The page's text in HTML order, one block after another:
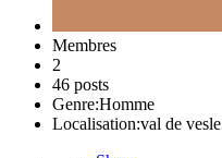
Membres
2
46 posts
Genre:Homme
Localisation:val de vesle